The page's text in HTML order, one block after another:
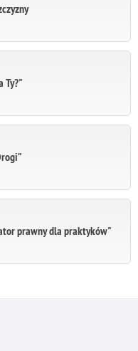
Ty?"
prawny dla praktyków"